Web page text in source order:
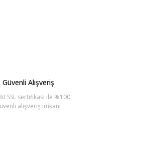
Güvenli Alışveriş
SSL sertifikası ile %100
alışveriş imkanı